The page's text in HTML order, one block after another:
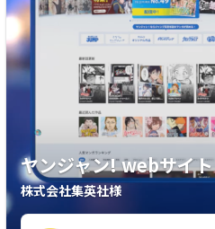
ヤンジャン! webサイト
株式会社集英社様